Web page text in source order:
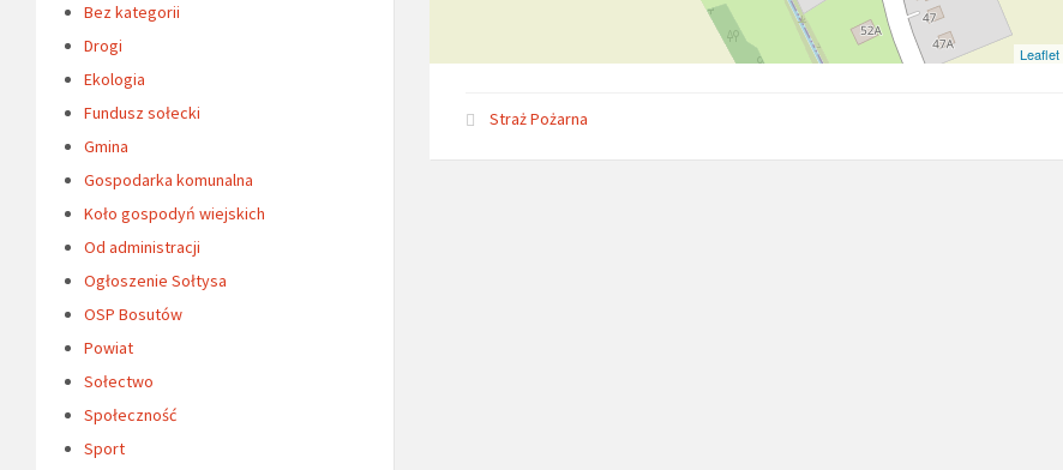
Leaflet
Straż Pożarna
Bez kategorii
Drogi
Ekologia
Fundusz sołecki
Gmina
Gospodarka komunalna
Koło gospodyń wiejskich
Od administracji
Ogłoszenie Sołtysa
OSP Bosutów
Powiat
Sołectwo
Społeczność
Sport